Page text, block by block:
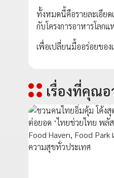
ทั้งหมดนี้คือรายละเอีย
กับโครงการอาหารโลก
เพื่อเปลี่ยนมื้ออร่อยขอ
เรื่องที่คุณอ